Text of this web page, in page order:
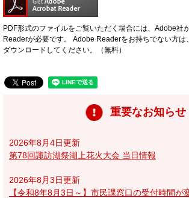
PDF形式のファイルをご覧いただく場合には、Adobe社
Readerが必要です。
Adobe Readerをお持ちでない方は
ダウンロードしてください。（無料）
重要なお知らせ
2026年8月4日更新
第78回諏訪湖祭湖上花火大会 当日情報
2026年8月3日更新
【令和8年8月3日～】市民課窓口の受付時間が